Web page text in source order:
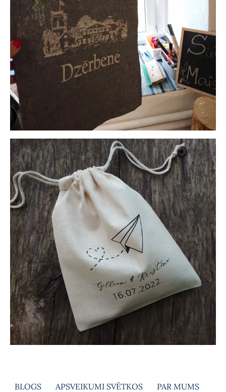
BLOGS APSVEIKUMI SVĒTKOS PAR MUMS